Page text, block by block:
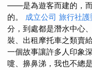
——是為遊客而建的，
的。 成立公司 旅行社
分，到處都是潛水中心
裝、出租摩托車之類賣
一個故事讓許多人印象
嚏、擤鼻涕，我也不總